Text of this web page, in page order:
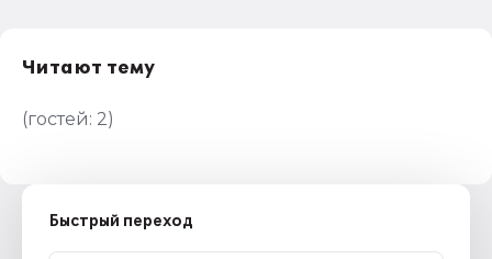
Читают тему
(гостей: 2)
Быстрый переход